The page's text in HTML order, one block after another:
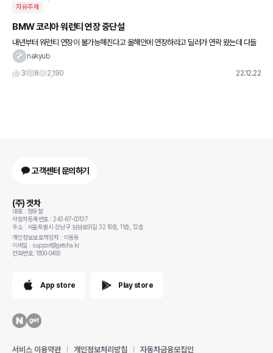
자유주제
BMW 코리아 워런티 연장 중단설
내년부터 워런티 연장이 불가능해진다고 올해안에 연장하라고 딜러가 연락 왔는데 다들
연락 받으셨나요? 올 10월 출고해서 아직 보증 여유는 있지만 앞으로 연장 자체가 불가능
nakyub
3
8 2,190 22.12.22
고객센터 문의하기
(주) 겟차
대표 : 정유철
사업자등록번호 : 243-87-00137
주소 : 서울특별시 강남구 삼성로91길 32 10층, 11층, 12층
개인정보보호책임자 : 이동용
이메일 : support@getcha.kr
전화번호: 1800-0456
App store Play store
서비스 이용약관 개인정보처리방침 자동차금융모집인